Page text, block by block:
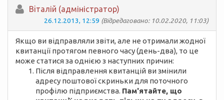
Вiталій (адміністратор)
26.12.2013, 12:59 (Відредаговано: 10.02.2020, 11:03)
Якщо ви відправляли звіти, але не отримали жодної
квитанції протягом певного часу (день-два), то це
може статися за однією з наступних причин:
Після відправлення квитанцій ви змінили
адресу поштової скриньки для поточного
профілю підприємства. Пам'ятайте, що